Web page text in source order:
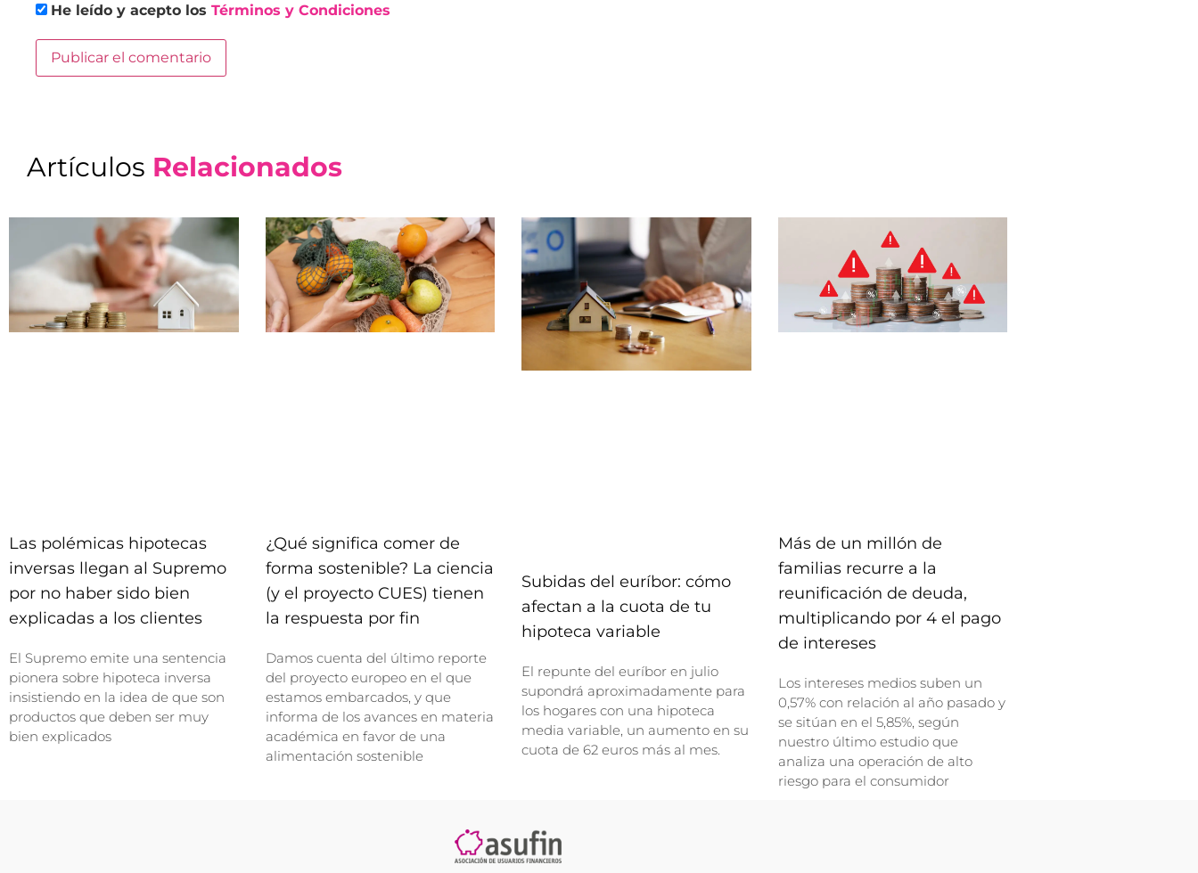
He leído y acepto los Términos y Condiciones
Artículos Relacionados
Las polémicas hipotecas
inversas llegan al Supremo
por no haber sido bien
explicadas a los clientes
El Supremo emite una sentencia
pionera sobre hipoteca inversa
insistiendo en la idea de que son
productos que deben ser muy
bien explicados
¿Qué significa comer de
forma sostenible? La ciencia
(y el proyecto CUES) tienen
la respuesta por fin
Damos cuenta del último reporte
del proyecto europeo en el que
estamos embarcados, y que
informa de los avances en materia
académica en favor de una
alimentación sostenible
Subidas del euríbor: cómo
afectan a la cuota de tu
hipoteca variable
El repunte del euríbor en julio
supondrá aproximadamente para
los hogares con una hipoteca
media variable, un aumento en su
cuota de 62 euros más al mes.
Más de un millón de
familias recurre a la
reunificación de deuda,
multiplicando por 4 el pago
de intereses
Los intereses medios suben un
0,57% con relación al año pasado y
se sitúan en el 5,85%, según
nuestro último estudio que
analiza una operación de alto
riesgo para el consumidor